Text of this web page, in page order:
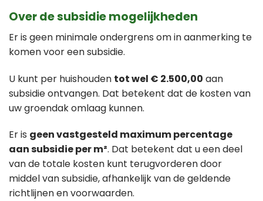
Over de subsidie mogelijkheden
Er is geen minimale ondergrens om in aanmerking te
komen voor een subsidie.
U kunt per huishouden tot wel € 2.500,00 aan
subsidie ontvangen. Dat betekent dat de kosten van
uw groendak omlaag kunnen.
Er is geen vastgesteld maximum percentage
aan subsidie per m². Dat betekent dat u een deel
van de totale kosten kunt terugvorderen door
middel van subsidie, afhankelijk van de geldende
richtlijnen en voorwaarden.